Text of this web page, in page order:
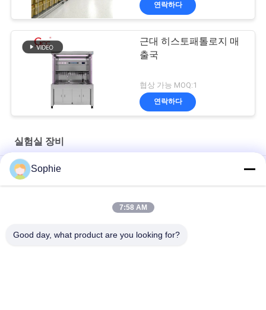
연락하다
근대 히스토패톨로지 매
출국
협상 가능 MOQ:1
연락하다
실험실 장비
자동 청소 냄새 없는 304 스테인레스 스틸 마이너스 압력 해부 테
이블
효율적인 자동 제어 산업용 신발 세척기
강력한 220V 원자 흡수 후드, 실험 장비 및 분석용
Sophie
7:58 AM
Good day, what product are you looking for?